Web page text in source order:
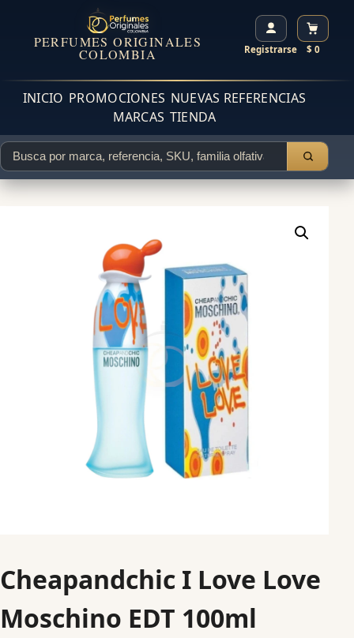
PERFUMES ORIGINALES
COLOMBIA Registrarse $ 0
INICIO PROMOCIONES NUEVAS REFERENCIAS
MARCAS TIENDA
Cheapandchic I Love Love
Moschino EDT 100ml